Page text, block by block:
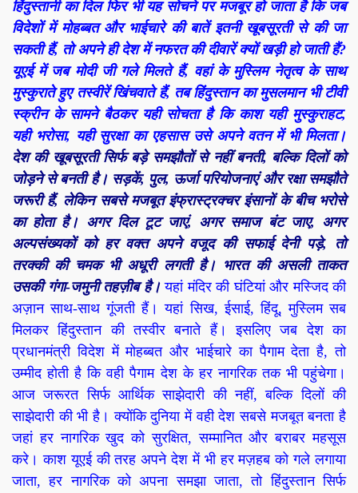
हिंदुस्तानी का दिल फिर भी यह सोचने पर मजबूर हो जाता है कि जब
विदेशों में मोहब्बत और भाईचारे की बातें इतनी खूबसूरती से की जा
सकती हैं, तो अपने ही देश में नफरत की दीवारें क्यों खड़ी हो जाती हैं?
यूएई में जब मोदी जी गले मिलते हैं, वहां के मुस्लिम नेतृत्व के साथ
मुस्कुराते हुए तस्वीरें खिंचवाते हैं, तब हिंदुस्तान का मुसलमान भी टीवी
स्क्रीन के सामने बैठकर यही सोचता है कि काश यही मुस्कुराहट,
यही भरोसा, यही सुरक्षा का एहसास उसे अपने वतन में भी मिलता।
देश की खूबसूरती सिर्फ बड़े समझौतों से नहीं बनती, बल्कि दिलों को
जोड़ने से बनती है। सड़कें, पुल, ऊर्जा परियोजनाएं और रक्षा समझौते
जरूरी हैं, लेकिन सबसे मजबूत इंफ्रास्ट्रक्चर इंसानों के बीच भरोसे
का होता है। अगर दिल टूट जाएं, अगर समाज बंट जाए, अगर
अल्पसंख्यकों को हर वक्त अपने वजूद की सफाई देनी पड़े, तो
तरक्की की चमक भी अधूरी लगती है। भारत की असली ताकत
उसकी गंगा-जमुनी तहज़ीब है।यहां मंदिर की घंटियां और मस्जिद की
अज़ान साथ-साथ गूंजती हैं। यहां सिख, ईसाई, हिंदू, मुस्लिम सब
मिलकर हिंदुस्तान की तस्वीर बनाते हैं। इसलिए जब देश का
प्रधानमंत्री विदेश में मोहब्बत और भाईचारे का पैगाम देता है, तो
उम्मीद होती है कि वही पैगाम देश के हर नागरिक तक भी पहुंचेगा।
आज जरूरत सिर्फ आर्थिक साझेदारी की नहीं, बल्कि दिलों की
साझेदारी की भी है। क्योंकि दुनिया में वही देश सबसे मजबूत बनता है
जहां हर नागरिक खुद को सुरक्षित, सम्मानित और बराबर महसूस
करे। काश यूएई की तरह अपने देश में भी हर मज़हब को गले लगाया
जाता, हर नागरिक को अपना समझा जाता, तो हिंदुस्तान सिर्फ